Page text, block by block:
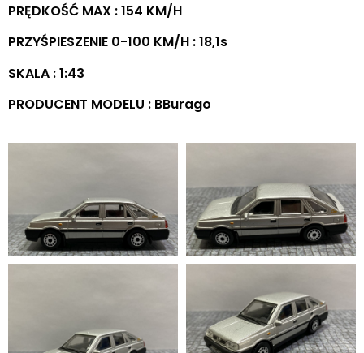
PRĘDKOŚĆ MAX : 154 KM/H
PRZYŚPIESZENIE 0-100 KM/H : 18,1s
SKALA : 1:43
PRODUCENT MODELU : BBurago